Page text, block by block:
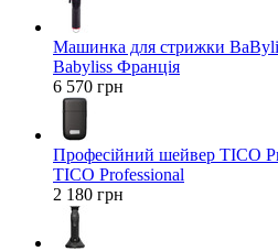
Машинка для стрижки
Babyliss Франція
6 570 грн
Професійний шейвер TICO
TICO Professional
2 180 грн